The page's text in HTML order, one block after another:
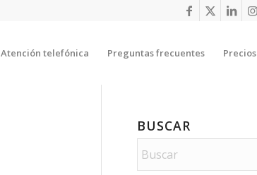
Atención telefónica Preguntas frecuentes Precios
BUSCAR